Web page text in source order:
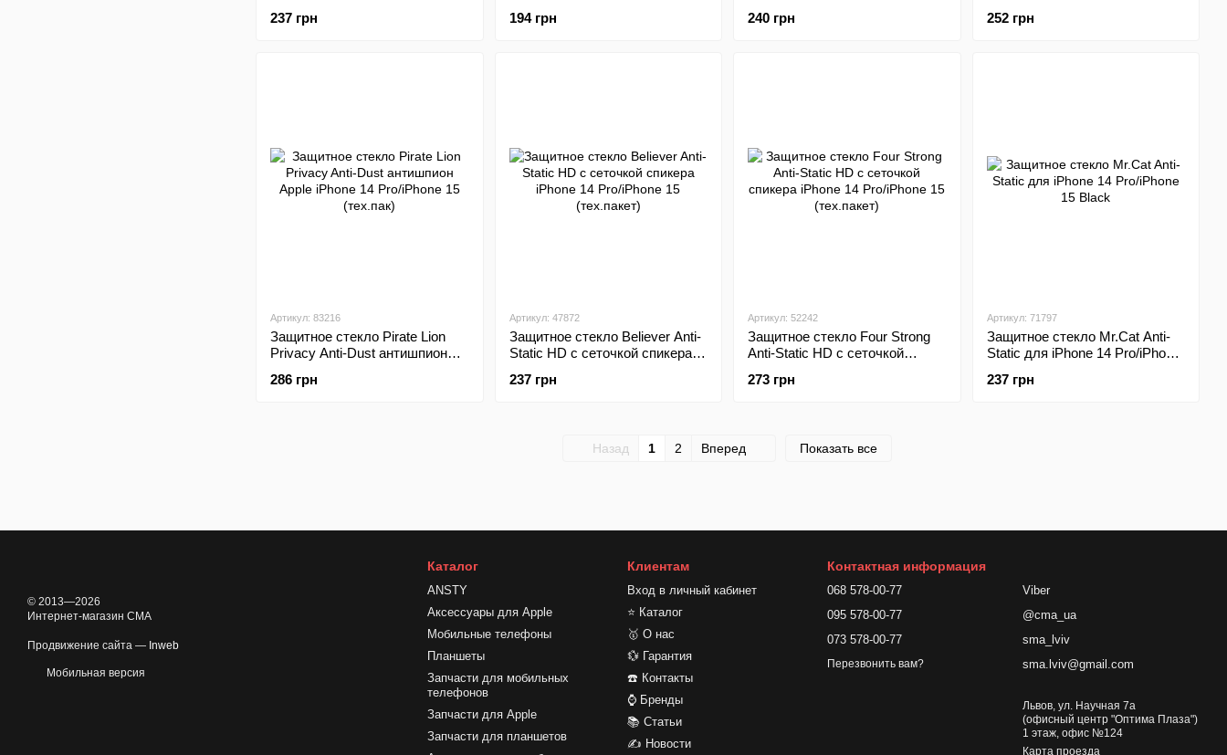
237 грн 194 грн 240 грн 252 грн
Артикул: 83216
Защитное стекло Pirate Lion
Privacy Anti-Dust антишпион
(тех.пак)
286 грн
Артикул: 47872
Защитное стекло Believer Anti-
Static HD с сеточкой спикера
(тех.пакет)
237 грн
Артикул: 52242
Защитное стекло Four Strong
Anti-Static HD с сеточкой
15 (тех.пакет)
273 грн
Артикул: 71797
Защитное стекло Mr.Cat Anti-
Static для iPhone 14 Pro/iPhone
237 грн
Назад 1 2 Вперед Показать все
© 2013—2026
Интернет-магазин CMA
Продвижение сайта — Inweb
Мобильная версия
Каталог
ANSTY
Аксессуары для Apple
Мобильные телефоны
Планшеты
Запчасти для мобильных
телефонов
Запчасти для Apple
Запчасти для планшетов
Клиентам
Вход в личный кабинет
⭐ Каталог
🥇 О нас
💱 Гарантия
☎️ Контакты
⌚ Бренды
📚 Статьи
✍ Новости
Контактная информация
068 578-00-77
095 578-00-77
073 578-00-77
Перезвонить вам?
Viber
@cma_ua
sma_lviv
sma.lviv@gmail.com
Львов, ул. Научная 7а
(офисный центр "Оптима Плаза")
1 этаж, офис №124
Карта проезда